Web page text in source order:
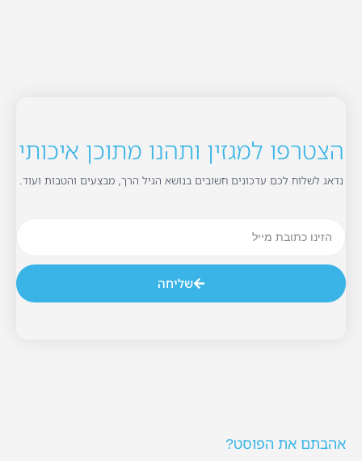
הצטרפו למגזין ותהנו מתוכן איכותי
נדאג לשלוח לכם עדכונים חשובים בנושא הגיל הרך, מבצעים והטבות ועוד.
שליחה
אהבתם את הפוסט?